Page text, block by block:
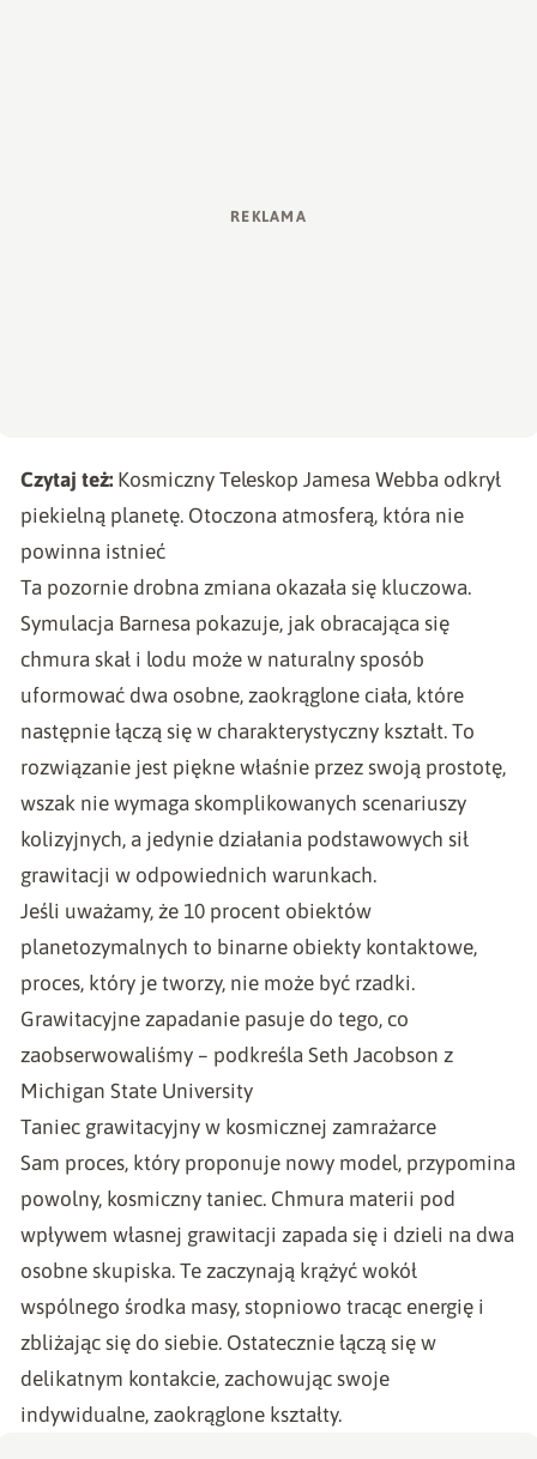
Czytaj też: Kosmiczny Teleskop Jamesa Webba odkrył
piekielną planetę. Otoczona atmosferą, która nie
powinna istnieć
Ta pozornie drobna zmiana okazała się kluczowa.
Symulacja Barnesa pokazuje, jak obracająca się
chmura skał i lodu może w naturalny sposób
uformować dwa osobne, zaokrąglone ciała, które
następnie łączą się w charakterystyczny kształt. To
rozwiązanie jest piękne właśnie przez swoją prostotę,
wszak nie wymaga skomplikowanych scenariuszy
kolizyjnych, a jedynie działania podstawowych sił
grawitacji w odpowiednich warunkach.
Jeśli uważamy, że 10 procent obiektów
planetozymalnych to binarne obiekty kontaktowe,
proces, który je tworzy, nie może być rzadki.
Grawitacyjne zapadanie pasuje do tego, co
zaobserwowaliśmy – podkreśla Seth Jacobson z
Michigan State University
Taniec grawitacyjny w kosmicznej zamrażarce
Sam proces, który proponuje nowy model, przypomina
powolny, kosmiczny taniec. Chmura materii pod
wpływem własnej grawitacji zapada się i dzieli na dwa
osobne skupiska. Te zaczynają krążyć wokół
wspólnego środka masy, stopniowo tracąc energię i
zbliżając się do siebie. Ostatecznie łączą się w
delikatnym kontakcie, zachowując swoje
indywidualne, zaokrąglone kształty.